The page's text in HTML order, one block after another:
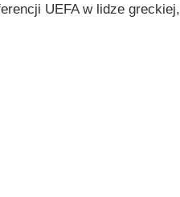
UEFA w lidze greckiej,